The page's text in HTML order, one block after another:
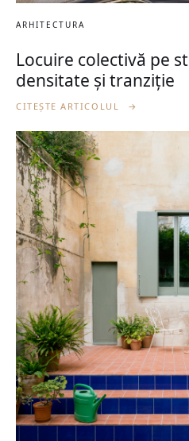
ARHITECTURA
Locuire colectivă pe
densitate și tranziție
CITEȘTE ARTICOLUL →